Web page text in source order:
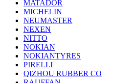
MATADOR
MICHELIN
NEUMASTER
NEXEN
NITTO
NOKIAN
NOKIANTYRES
PIRELLI
QIZHOU RUBBER CO